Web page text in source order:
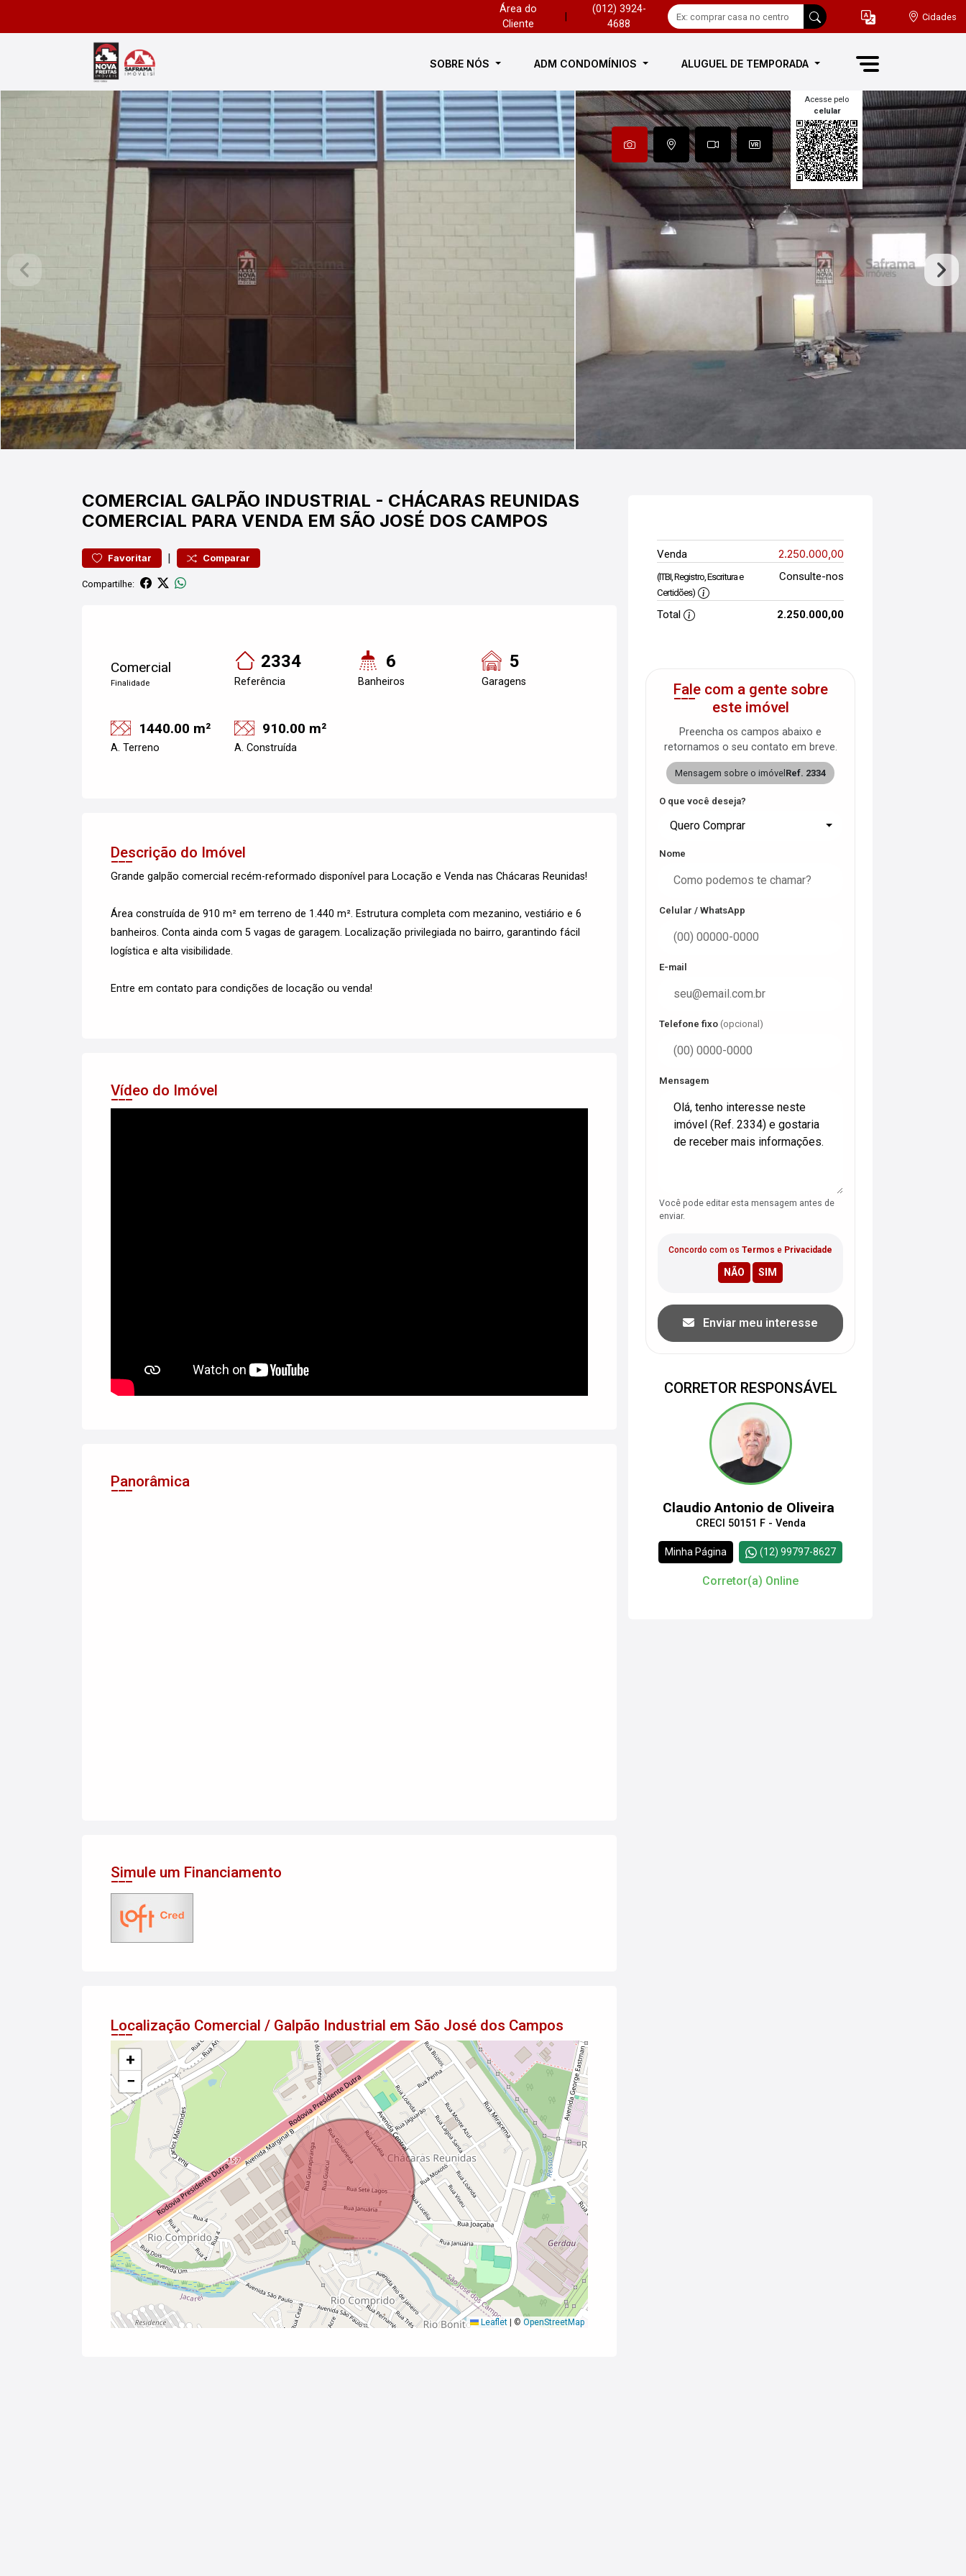
Área do
Cliente
(012) 3924-
4688
Cidades
SOBRE NÓS ADM CONDOMÍNIOS ALUGUEL DE TEMPORADA
Acesse pelo
celular
COMERCIAL GALPÃO INDUSTRIAL - CHÁCARAS REUNIDAS
COMERCIAL PARA VENDA EM SÃO JOSÉ DOS CAMPOS
Favoritar | Comparar
Compartilhe:
Comercial
Finalidade
2334
Referência
6
Banheiros
5
Garagens
1440.00 m²
A. Terreno
910.00 m²
A. Construída
Descrição do Imóvel
Grande galpão comercial recém-reformado disponível para Locação e Venda nas Chácaras Reunidas!
Área construída de 910 m² em terreno de 1.440 m². Estrutura completa com mezanino, vestiário e 6
banheiros. Conta ainda com 5 vagas de garagem. Localização privilegiada no bairro, garantindo fácil
logística e alta visibilidade.
Entre em contato para condições de locação ou venda!
Vídeo do Imóvel
Panorâmica
Simule um Financiamento
Localização Comercial / Galpão Industrial em São José dos Campos
+
−
Leaflet | © OpenStreetMap
Venda 2.250.000,00
(ITBI, Registro, Escritura e
Certidões)
Consulte-nos
Total 2.250.000,00
Fale com a gente sobre
este imóvel
Preencha os campos abaixo e
retornamos o seu contato em breve.
Mensagem sobre o imóvel Ref. 2334
O que você deseja?
Quero Comprar
Nome
Celular / WhatsApp
E-mail
Telefone fixo (opcional)
Mensagem
Você pode editar esta mensagem antes de
enviar.
Concordo com os Termos e Privacidade
Enviar meu interesse
CORRETOR RESPONSÁVEL
Claudio Antonio de Oliveira
CRECI 50151 F - Venda
Minha Página (12) 99797-8627
Corretor(a) Online